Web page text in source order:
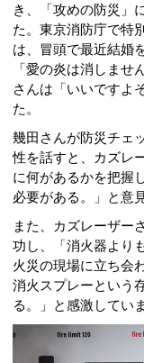
き、「攻めの防災」
た。東京消防庁で特
は、冒頭で最近結婚
「愛の炎は消しま
さんは「いいですよ
た。
幾田さんが防災チェ
性を話すと、カズレ
に何があるかを把握
必要がある。」と意
また、カズレーザー
功し、「消火器より
火災の現場に立ち会
消火スプレーという
る。」と感激してい